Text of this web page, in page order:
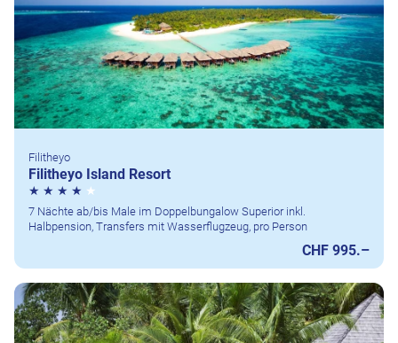
Filitheyo
Filitheyo Island Resort
7 Nächte ab/bis Male im Doppelbungalow Superior inkl.
Halbpension, Transfers mit Wasserflugzeug, pro Person
CHF 995.–